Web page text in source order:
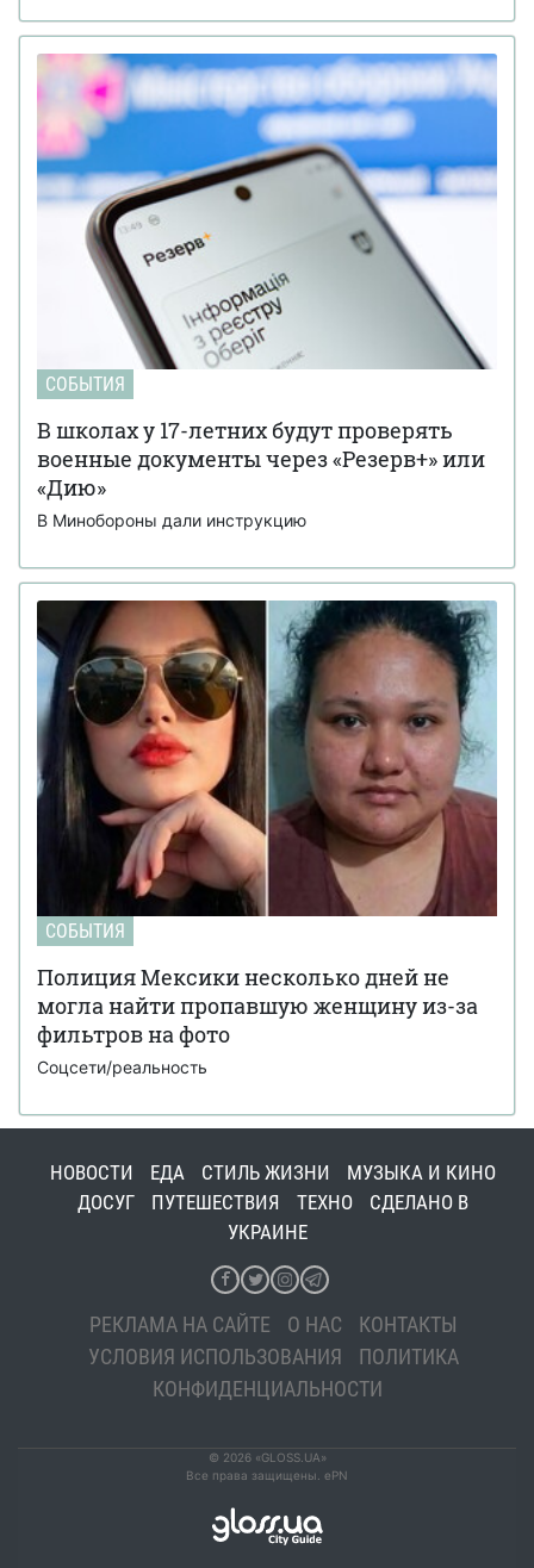
СОБЫТИЯ
В школах у 17-летних будут проверять
военные документы через «Резерв+» или
«Дию»
В Минобороны дали инструкцию
СОБЫТИЯ
Полиция Мексики несколько дней не
могла найти пропавшую женщину из-за
фильтров на фото
Соцсети/реальность
НОВОСТИ ЕДА СТИЛЬ ЖИЗНИ
МУЗЫКА И КИНО
ДОСУГ
ПУТЕШЕСТВИЯ ТЕХНО
СДЕЛАНО В
УКРАИНЕ
РЕКЛАМА НА САЙТЕ О НАС
КОНТАКТЫ
УСЛОВИЯ ИСПОЛЬЗОВАНИЯ
ПОЛИТИКА
КОНФИДЕНЦИАЛЬНОСТИ
© 2026 «GLOSS.UA»
Все права защищены. ePN